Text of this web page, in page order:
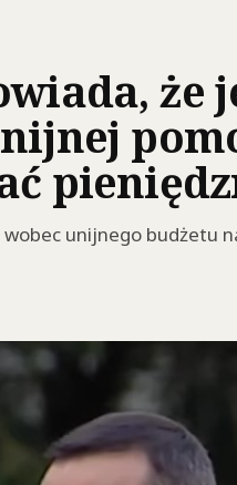
że
unijnego budżetu